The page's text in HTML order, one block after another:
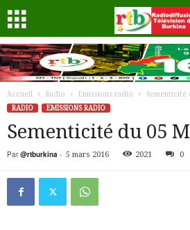
Accueil Radio Emissions radio
Sementicité
RADIO
EMISSIONS RADIO
Sementicité du 05
Par @rtburkina - 5 mars 2016 2021 0